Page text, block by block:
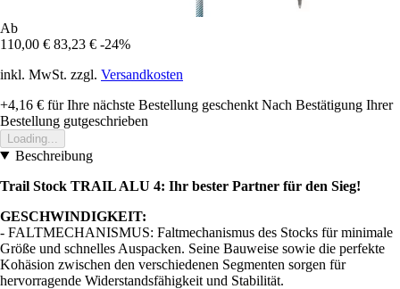
Ab
110,00 € 83,23 € -24%
inkl. MwSt. zzgl. Versandkosten
+4,16 € für Ihre nächste Bestellung geschenkt Nach Bestätigung Ihrer
Bestellung gutgeschrieben
Loading...
Beschreibung
Trail Stock TRAIL ALU 4: Ihr bester Partner für den Sieg!
GESCHWINDIGKEIT:
- FALTMECHANISMUS: Faltmechanismus des Stocks für minimale
Größe und schnelles Auspacken. Seine Bauweise sowie die perfekte
Kohäsion zwischen den verschiedenen Segmenten sorgen für
hervorragende Widerstandsfähigkeit und Stabilität.